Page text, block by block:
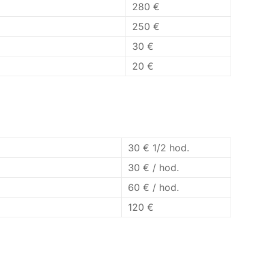
280 €
250 €
30 €
20 €
30 € 1/2 hod.
30 € / hod.
60 € / hod.
120 €